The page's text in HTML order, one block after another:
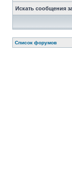
Искать сообщения
Список форумов